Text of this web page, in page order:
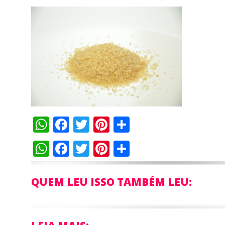
WhatsApp
Facebook
TwitterPinterest
WhatsApp
Facebook
TwitterPinterest
QUEM LEU ISSO TAMBÉM LEU: